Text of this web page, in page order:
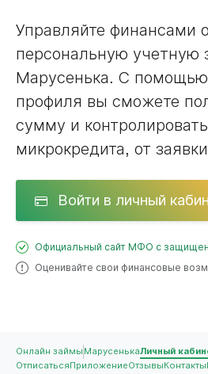
Управляйте финансами
персональную учетную
Марусенька. С
профиля вы сможете
сумму и
микрокредита, от
Войти в личный
Официальный сайт МФО с
Оценивайте свои финансовые
Онлайн займы МарусенькаЛичный
Отписаться ПриложениеОтзывы Контакты